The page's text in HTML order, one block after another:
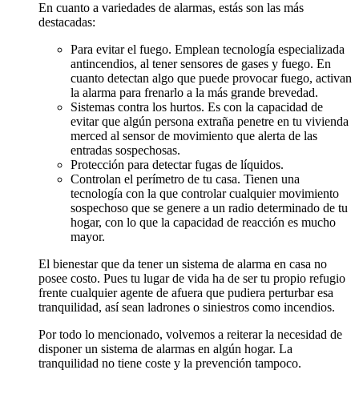
En cuanto a variedades de alarmas, estás son las más
destacadas:
Para evitar el fuego. Emplean tecnología especializada
antincendios, al tener sensores de gases y fuego. En
cuanto detectan algo que puede provocar fuego, activan
la alarma para frenarlo a la más grande brevedad.
Sistemas contra los hurtos. Es con la capacidad de
evitar que algún persona extraña penetre en tu vivienda
merced al sensor de movimiento que alerta de las
entradas sospechosas.
Protección para detectar fugas de líquidos.
Controlan el perímetro de tu casa. Tienen una
tecnología con la que controlar cualquier movimiento
sospechoso que se genere a un radio determinado de tu
hogar, con lo que la capacidad de reacción es mucho
mayor.
El bienestar que da tener un sistema de alarma en casa no
posee costo. Pues tu lugar de vida ha de ser tu propio refugio
frente cualquier agente de afuera que pudiera perturbar esa
tranquilidad, así sean ladrones o siniestros como incendios.
Por todo lo mencionado, volvemos a reiterar la necesidad de
disponer un sistema de alarmas en algún hogar. La
tranquilidad no tiene coste y la prevención tampoco.